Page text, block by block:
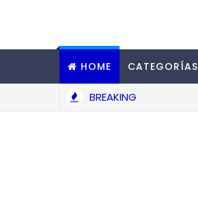
HOME CATEGORÍAS
BREAKING